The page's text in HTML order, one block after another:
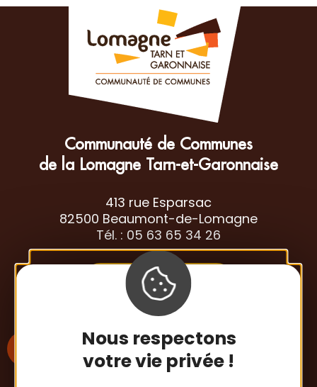
Nous respectons
votre vie privée !
Communauté de Communes
de la Lomagne Tarn-et-Garonnaise
413 rue Esparsac
82500 Beaumont-de-Lomagne
Tél. : 05 63 65 34 26
Contactez-nous